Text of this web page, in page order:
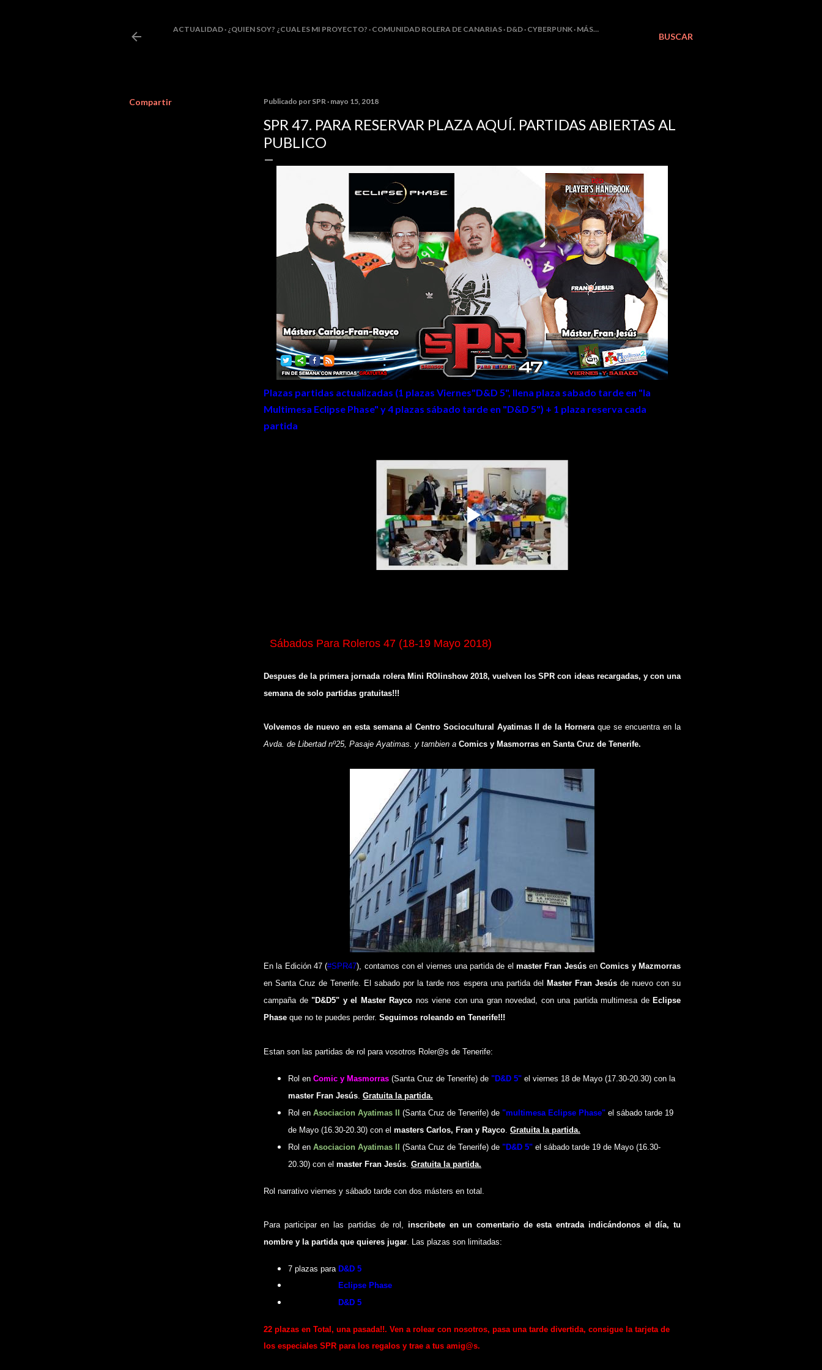
BUSCAR
ACTUALIDAD ¿QUIEN SOY? ¿CUAL ES MI PROYECTO? COMUNIDAD ROLERA DE CANARIAS D&D CYBERPUNK MÁS…
Compartir Publicado por SPR mayo 15, 2018
SPR 47. PARA RESERVAR PLAZA AQUÍ. PARTIDAS ABIERTAS AL
PUBLICO
Plazas partidas actualizadas (1 plazas Viernes"D&D 5", llena plaza sabado tarde en "la
Multimesa Eclipse Phase" y 4 plazas sábado tarde en "D&D 5") + 1 plaza reserva cada
partida
Sábados Para Roleros 47 (18-19 Mayo 2018)
Despues de la primera jornada rolera Mini ROlinshow 2018, vuelven los SPR con ideas recargadas, y con una
semana de solo partidas gratuitas!!!
Volvemos de nuevo en esta semana al Centro Sociocultural Ayatimas II de la Hornera que se encuentra en la
Avda. de Libertad nº25, Pasaje Ayatimas. y tambien a Comics y Masmorras en Santa Cruz de Tenerife.
En la Edición 47(#SPR47) , contamos con el viernes una partida de elmaster Fran JesúsenComics y Mazmorras
en Santa Cruz de Tenerife. El sabado por la tarde nos espera una partida del
Master Fran Jesúsde nuevo con su
campaña de "D&D5" y el Master Rayco nos viene con una gran novedad, con una partida multimesa de Eclipse
Phase que no te puedes perder. Seguimos roleando en Tenerife!!!
Estan son las partidas de rol para vosotros Roler@s de Tenerife:
Rol en Comic y Masmorras (Santa Cruz de Tenerife) de "D&D 5" el viernes 18 de Mayo (17.30-20.30) con la
master Fran Jesús Gratuita la partida.
Rol en Asociacion Ayatimas II (Santa Cruz de Tenerife) de "multimesa Eclipse Phase" el sábado tarde 19
de Mayo (16.30-20.30) con el masters Carlos, Fran y Rayco Gratuita la partida.
Rol en Asociacion Ayatimas II (Santa Cruz de Tenerife) de "D&D 5" el sábado tarde 19 de Mayo (16.30-
20.30) con el master Fran Jesús Gratuita la partida.
Rol narrativo viernes y sábado tarde con dos másters en total.
Para participar en las partidas de rol, inscribete en un comentario de esta entrada indicándonos el día, tu
nombre y la partida que quieres jugar . Las plazas son limitadas:
7 plazas para D&D 5
Eclipse Phase
D&D 5
22 plazas en Total, una pasada!!. Ven a rolear con nosotros, pasa una tarde divertida, consigue la tarjeta de
los especiales SPR para los regalos y trae a tus amig@s.